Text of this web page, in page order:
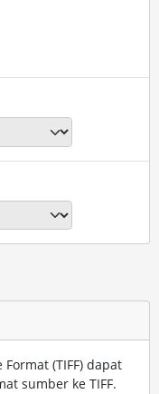
(TIFF) dapat
sumber ke TIFF.